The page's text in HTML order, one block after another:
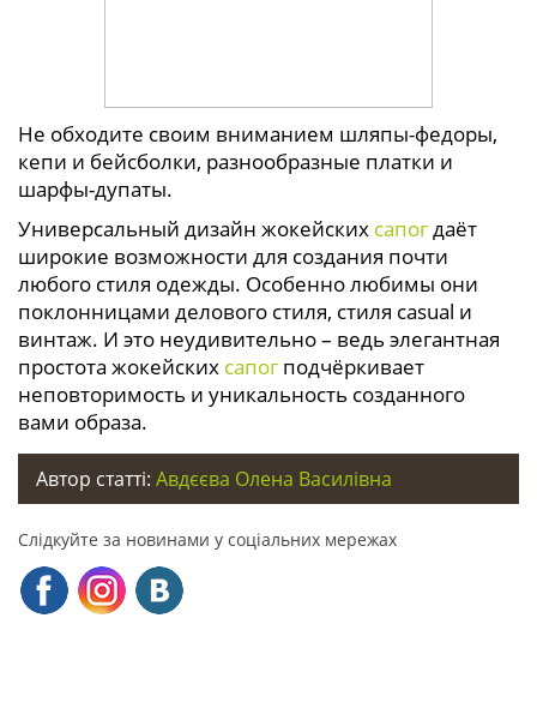
Не обходите своим вниманием шляпы-федоры,
кепи и бейсболки, разнообразные платки и
шарфы-дупаты.
Универсальный дизайн жокейских сапогдаёт
широкие возможности для создания почти
любого стиля одежды. Особенно любимы они
поклонницами делового стиля, стиля casual и
винтаж. И это неудивительно – ведь элегантная
простота жокейских сапог подчёркивает
неповторимость и уникальность созданного
вами образа.
Автор статті: Авдєєва Олена Василівна
Слідкуйте за новинами у соціальних мережах